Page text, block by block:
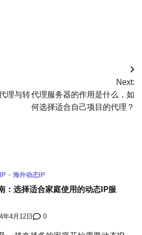
理与转
Next:
代理服务器的作用是什么，如
何选择适合自己项目的代理？
海外动态IP
：选择适合家庭使用的动态IP服
年4月12日 0